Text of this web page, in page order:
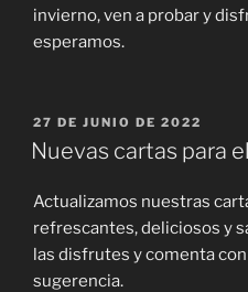
invierno, ven a probar y
esperamos.
PUBLICADO
EL
27 DE JUNIO DE 2022
Nuevas cartas para
Actualizamos nuestras
refrescantes, deliciosos y
las disfrutes y comenta
sugerencia.